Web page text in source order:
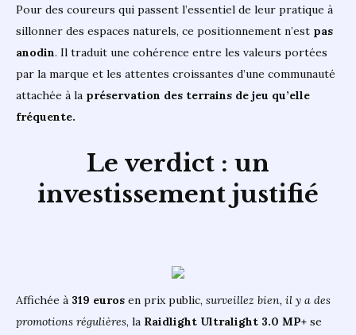
Pour des coureurs qui passent l’essentiel de leur pratique à
sillonner des espaces naturels, ce positionnement n’est pas
anodin. Il traduit une cohérence entre les valeurs portées
par la marque et les attentes croissantes d’une communauté
attachée à la préservation des terrains de jeu qu’elle
fréquente.
Le verdict : un
investissement justifié
Affichée à 319 euros en prix public, surveillez bien, il y a des
promotions régulières, la Raidlight Ultralight 3.0 MP+ se